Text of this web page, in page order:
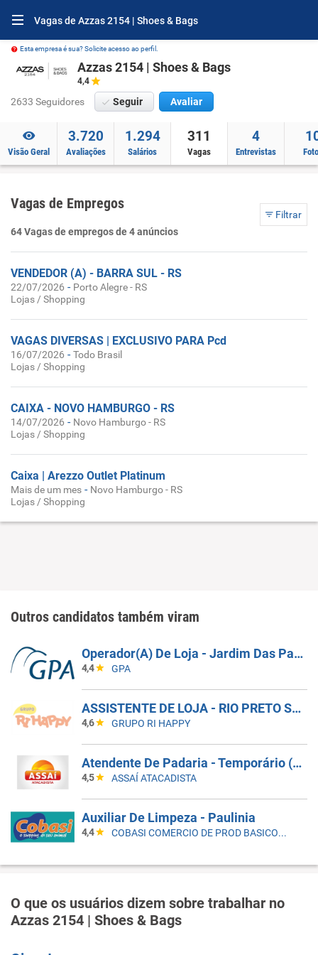
Vagas de Azzas 2154 | Shoes & Bags
Esta empresa é sua? Solicite acesso ao perfil.
Azzas 2154 | Shoes & Bags
4,4
2633 Seguidores Seguir Avaliar
Visão Geral
3.720
Avaliações
1.294
Salários
311
Vagas
4
Entrevistas
Vagas de Empregos
Filtrar
64 Vagas de empregos de 4 anúncios
VENDEDOR (A) - BARRA SUL - RS
22/07/2026 - Porto Alegre - RS
Lojas / Shopping
VAGAS DIVERSAS | EXCLUSIVO PARA Pcd
16/07/2026 -Todo Brasil
Lojas / Shopping
CAIXA - NOVO HAMBURGO - RS
14/07/2026 - Novo Hamburgo - RS
Lojas / Shopping
Caixa | Arezzo Outlet Platinum
Mais de um mes - Novo Hamburgo - RS
Lojas / Shopping
Outros candidatos também viram
Operador(A) De Loja - Jardim Das Palmeiras - Campinas SP
4,4 GPA
ASSISTENTE DE LOJA - RIO PRETO SHOPPING - EFETIVO
4,6 GRUPO RI HAPPY
Atendente De Padaria - Temporário (Alto Da XV)
4,5 ASSAÍ ATACADISTA
Auxiliar De Limpeza - Paulinia
4,4 COBASI COMERCIO DE PROD BASICOS E INDUSTRIALIZADOS LTDA
O que os usuários dizem sobre trabalhar no
Azzas 2154 | Shoes & Bags